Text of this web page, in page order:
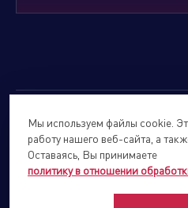
© 2026Forte Holding.Все права
Политика обработки персональных
Сайты подразделений Холдинга
Мы используем файлы cookie.
работу нашего веб-сайта, а
Оставаясь, Вы принимаете
политику в отношении